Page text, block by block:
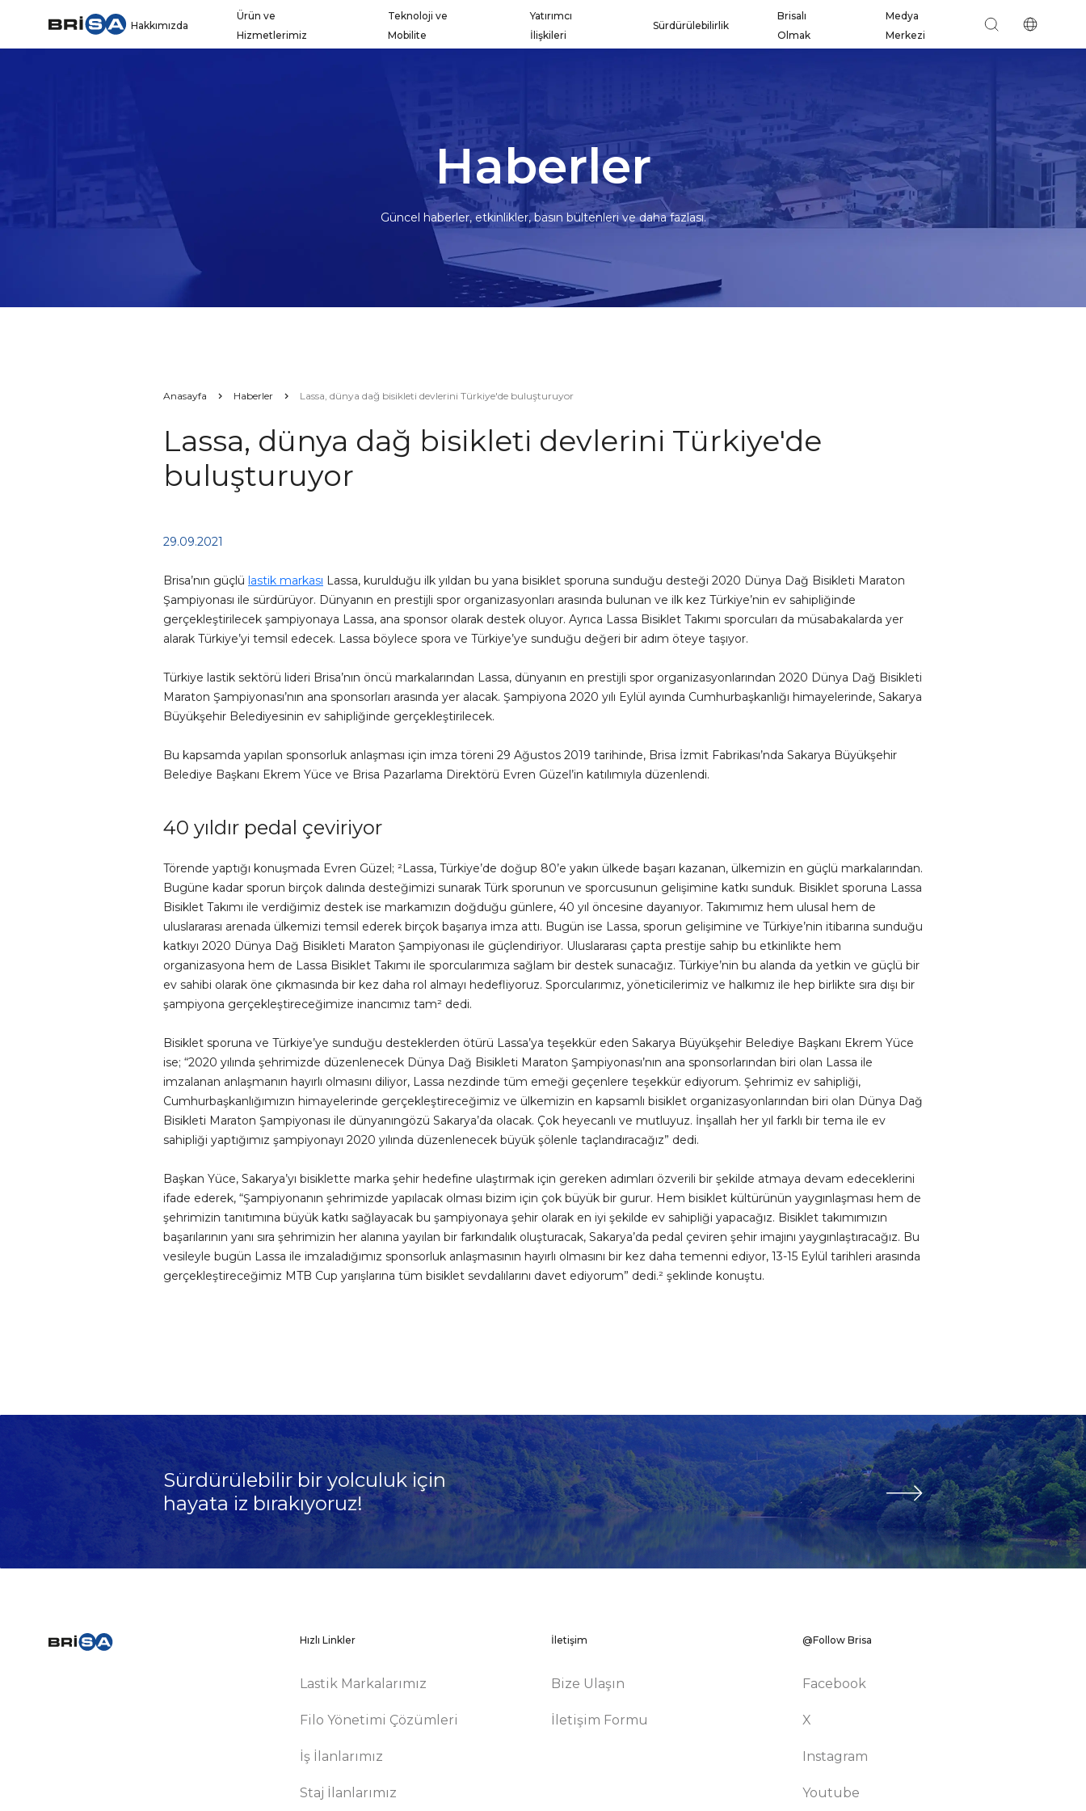
Hakkımızda
Ürün ve
Hizmetlerimiz
Teknoloji ve
Mobilite
Yatırımcı
İlişkileri
Sürdürülebilirlik
Brisalı
Olmak
Medya
Merkezi
Haberler
Güncel haberler, etkinlikler, basın bültenleri ve daha fazlası.
Anasayfa Haberler Lassa, dünya dağ bisikleti devlerini Türkiye'de buluşturuyor
Lassa, dünya dağ bisikleti devlerini Türkiye'de
buluşturuyor
29.09.2021
Brisa’nın güçlü lastik markası Lassa, kurulduğu ilk yıldan bu yana bisiklet sporuna sunduğu desteği 2020 Dünya Dağ Bisikleti Maraton
Şampiyonası ile sürdürüyor. Dünyanın en prestijli spor organizasyonları arasında bulunan ve ilk kez Türkiye’nin ev sahipliğinde
gerçekleştirilecek şampiyonaya Lassa, ana sponsor olarak destek oluyor. Ayrıca Lassa Bisiklet Takımı sporcuları da müsabakalarda yer
alarak Türkiye’yi temsil edecek. Lassa böylece spora ve Türkiye’ye sunduğu değeri bir adım öteye taşıyor.
Türkiye lastik sektörü lideri Brisa’nın öncü markalarından Lassa, dünyanın en prestijli spor organizasyonlarından 2020 Dünya Dağ Bisikleti
Maraton Şampiyonası’nın ana sponsorları arasında yer alacak. Şampiyona 2020 yılı Eylül ayında Cumhurbaşkanlığı himayelerinde, Sakarya
Büyükşehir Belediyesinin ev sahipliğinde gerçekleştirilecek.
Bu kapsamda yapılan sponsorluk anlaşması için imza töreni 29 Ağustos 2019 tarihinde, Brisa İzmit Fabrikası’nda Sakarya Büyükşehir
Belediye Başkanı Ekrem Yüce ve Brisa Pazarlama Direktörü Evren Güzel’in katılımıyla düzenlendi.
40 yıldır pedal çeviriyor
Törende yaptığı konuşmada Evren Güzel; ²Lassa, Türkiye’de doğup 80’e yakın ülkede başarı kazanan, ülkemizin en güçlü markalarından.
Bugüne kadar sporun birçok dalında desteğimizi sunarak Türk sporunun ve sporcusunun gelişimine katkı sunduk. Bisiklet sporuna Lassa
Bisiklet Takımı ile verdiğimiz destek ise markamızın doğduğu günlere, 40 yıl öncesine dayanıyor. Takımımız hem ulusal hem de
uluslararası arenada ülkemizi temsil ederek birçok başarıya imza attı. Bugün ise Lassa, sporun gelişimine ve Türkiye’nin itibarına sunduğu
katkıyı 2020 Dünya Dağ Bisikleti Maraton Şampiyonası ile güçlendiriyor. Uluslararası çapta prestije sahip bu etkinlikte hem
organizasyona hem de Lassa Bisiklet Takımı ile sporcularımıza sağlam bir destek sunacağız. Türkiye’nin bu alanda da yetkin ve güçlü bir
ev sahibi olarak öne çıkmasında bir kez daha rol almayı hedefliyoruz. Sporcularımız, yöneticilerimiz ve halkımız ile hep birlikte sıra dışı bir
şampiyona gerçekleştireceğimize inancımız tam² dedi.
Bisiklet sporuna ve Türkiye’ye sunduğu desteklerden ötürü Lassa’ya teşekkür eden Sakarya Büyükşehir Belediye Başkanı Ekrem Yüce
ise; “2020 yılında şehrimizde düzenlenecek Dünya Dağ Bisikleti Maraton Şampiyonası’nın ana sponsorlarından biri olan Lassa ile
imzalanan anlaşmanın hayırlı olmasını diliyor, Lassa nezdinde tüm emeği geçenlere teşekkür ediyorum. Şehrimiz ev sahipliği,
Cumhurbaşkanlığımızın himayelerinde gerçekleştireceğimiz ve ülkemizin en kapsamlı bisiklet organizasyonlarından biri olan Dünya Dağ
Bisikleti Maraton Şampiyonası ile dünyanıngözü Sakarya’da olacak. Çok heyecanlı ve mutluyuz. İnşallah her yıl farklı bir tema ile ev
sahipliği yaptığımız şampiyonayı 2020 yılında düzenlenecek büyük şölenle taçlandıracağız” dedi.
Başkan Yüce, Sakarya’yı bisiklette marka şehir hedefine ulaştırmak için gereken adımları özverili bir şekilde atmaya devam edeceklerini
ifade ederek, “Şampiyonanın şehrimizde yapılacak olması bizim için çok büyük bir gurur. Hem bisiklet kültürünün yaygınlaşması hem de
şehrimizin tanıtımına büyük katkı sağlayacak bu şampiyonaya şehir olarak en iyi şekilde ev sahipliği yapacağız. Bisiklet takımımızın
başarılarının yanı sıra şehrimizin her alanına yayılan bir farkındalık oluşturacak, Sakarya’da pedal çeviren şehir imajını yaygınlaştıracağız. Bu
vesileyle bugün Lassa ile imzaladığımız sponsorluk anlaşmasının hayırlı olmasını bir kez daha temenni ediyor, 13-15 Eylül tarihleri arasında
gerçekleştireceğimiz MTB Cup yarışlarına tüm bisiklet sevdalılarını davet ediyorum” dedi.² şeklinde konuştu.
Sürdürülebilir bir yolculuk için
hayata iz bırakıyoruz!
Hızlı Linkler
Lastik Markalarımız
Filo Yönetimi Çözümleri
İş İlanlarımız
Staj İlanlarımız
İletişim
Bize Ulaşın
İletişim Formu
@Follow Brisa
Facebook
X
Instagram
Youtube